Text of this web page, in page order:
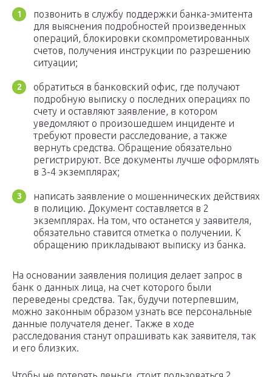
позвонить в службу поддержки банка-эмитента
для выяснения подробностей произведенных
операций, блокировки скомпрометированных
счетов, получения инструкции по разрешению
ситуации;
обратиться в банковский офис, где получают
подробную выписку о последних операциях по
счету и оставляют заявление, в котором
уведомляют о произошедшем инциденте и
требуют провести расследование, а также
вернуть средства. Обращение обязательно
регистрируют. Все документы лучше оформлять
в 3-4 экземплярах;
написать заявление о мошеннических действиях
в полицию. Документ составляется в 2
экземплярах. На том, что останется у заявителя,
обязательно ставится отметка о получении. К
обращению прикладывают выписку из банка.
На основании заявления полиция делает запрос в
банк о данных лица, на счет которого были
переведены средства. Так, будучи потерпевшим,
можно законным образом узнать все персональные
данные получателя денег. Также в ходе
расследования станут опрашивать как заявителя, так
и его близких.